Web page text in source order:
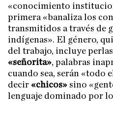
«conocimiento
primera «banaliza los
transmitidos a través de
indígenas». El género,
del trabajo, incluye
«señorita», palabras
cuando sea, serán «todo
decir «chicos» sino
lenguaje dominado por